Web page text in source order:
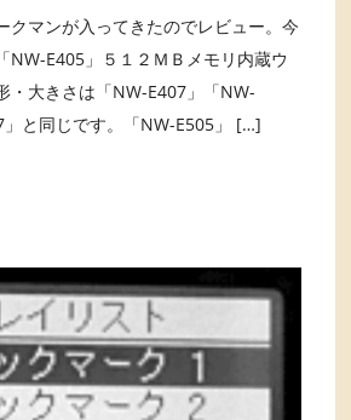
クマンが入ってきたのでレビュー。今
NW-E405」５１２ＭＢメモリ内蔵ウ
・大きさは「NW-E407」「NW-
」と同じです。「NW-E505」 […]